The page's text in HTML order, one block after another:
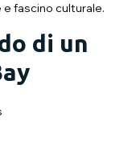
fascino culturale.
di un